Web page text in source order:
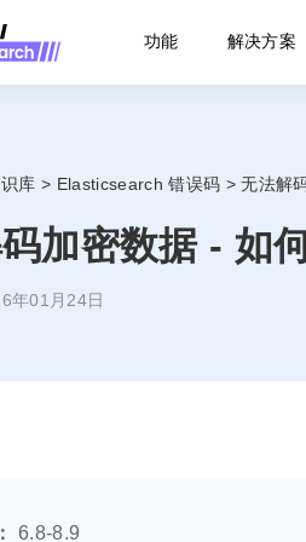
功能 解决方案
库 > Elasticsearch 错误码 > 无法解
加密数据 - 如
年01月24日
6.8-8.9